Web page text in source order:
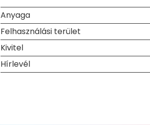
Anyaga
Felhasználási terület
Kivitel
Hírlevél